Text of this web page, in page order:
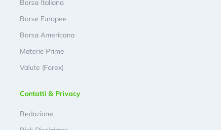
Borsa Italiana
Borse Europee
Borsa Americana
Materie Prime
Valute (Forex)
Contatti & Privacy
Redazione